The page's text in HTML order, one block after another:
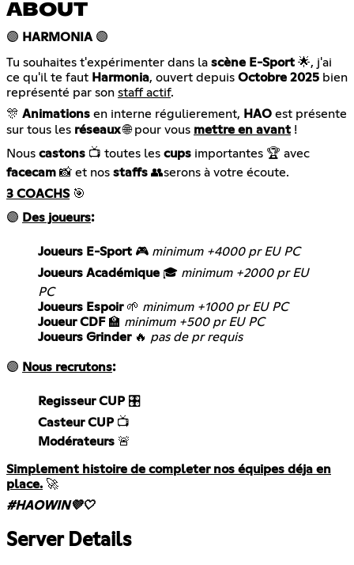
ABOUT
🟣 HARMONIA🟣
Tu souhaites t'expérimenter dans la scène E-Sport 🌟, j'ai
ce qu'il te faut Harmonia, ouvert depuis Octobre 2025 bien
représenté par son staff actif.
🎊 Animations en interne régulierement, HAO est présente
sur tous les réseaux🌐 pour vous mettre en avant !
Nous castons 📺 toutes les cups importantes 🏆 avec
facecam 📸 et nos staffs 👥serons à votre écoute.
3 COACHS🎯
🟣 Des joueurs:
Joueurs E-Sport 🎮 minimum +4000 pr EU PC
Joueurs Académique 🎓 minimum +2000 pr EU
PC
Joueurs Espoir🌱 minimum +1000 pr EU PC
Joueur CDF🏫 minimum +500 pr EU PC
Joueurs Grinder🔥 pas de pr requis
🟣 Nous recrutons:
Regisseur CUP
Casteur CUP
Modérateurs 🚨
Simplement histoire de completer nos équipes déja en
place. 🚀
#HAOWIN💜🤍
Server Details